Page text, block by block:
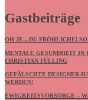
Gastbeiträge
OH JE…DU FRÖHLICHE!
MENTALE GESUNDHEIT IN
CHRISTIAN FÜLLING
GEFÄLSCHTE DESIGNER-
WERDEN!
EWIGKEITSVORSORGE –